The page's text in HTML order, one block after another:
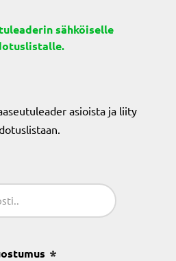
sähköiselle
asioista ja liity